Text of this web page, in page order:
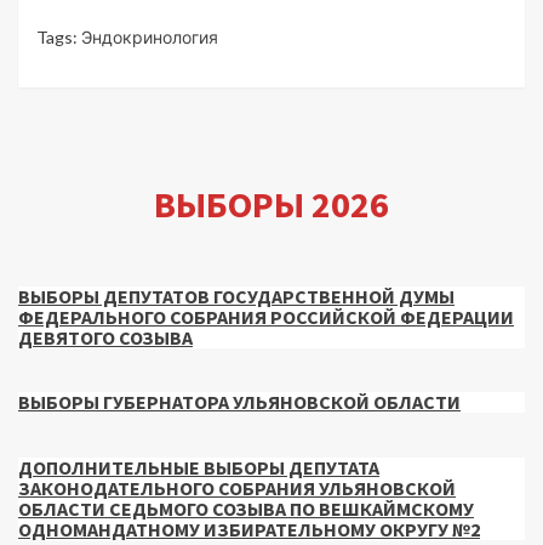
Tags: Эндокринология
ВЫБОРЫ 2026
ВЫБОРЫ ДЕПУТАТОВ ГОСУДАРСТВЕННОЙ ДУМЫ
ФЕДЕРАЛЬНОГО СОБРАНИЯ РОССИЙСКОЙ ФЕДЕРАЦИИ
ДЕВЯТОГО СОЗЫВА
ВЫБОРЫ ГУБЕРНАТОРА УЛЬЯНОВСКОЙ ОБЛАСТИ
ДОПОЛНИТЕЛЬНЫЕ ВЫБОРЫ ДЕПУТАТА
ЗАКОНОДАТЕЛЬНОГО СОБРАНИЯ УЛЬЯНОВСКОЙ
ОБЛАСТИ СЕДЬМОГО СОЗЫВА ПО ВЕШКАЙМСКОМУ
ОДНОМАНДАТНОМУ ИЗБИРАТЕЛЬНОМУ ОКРУГУ №2